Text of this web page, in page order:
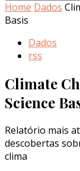
Home Dados
Basis
Dados
rss
Climate
Science
Relatório mais
descobertas
clima